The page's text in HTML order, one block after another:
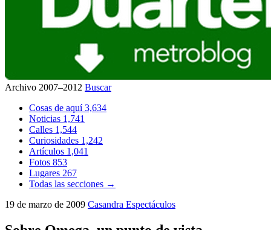
Archivo 2007–2012 Buscar
Cosas de aquí3,634
Noticias 1,741
Calles 1,544
Curiosidades 1,242
Artículos 1,041
Fotos 853
Lugares 267
Todas las secciones →
19 de marzo de 2009 Casandra Espectáculos